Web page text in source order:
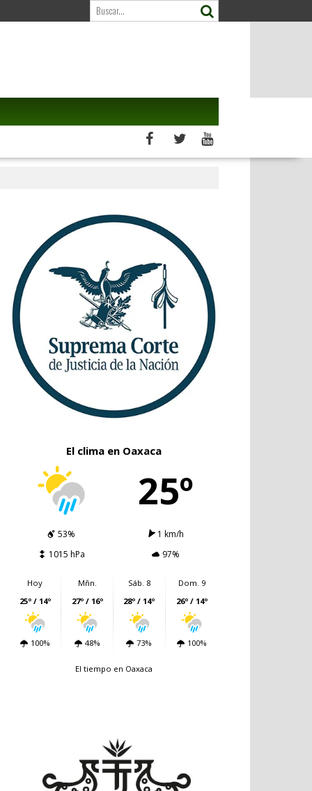
El clima en Oaxaca
25º
53%
1 km/h
1015 hPa
97%
Hoy
25º / 14º
100%
Mñn.
27º / 16º
48%
Sáb. 8
28º / 14º
73%
Dom. 9
26º / 14º
100%
El tiempo en Oaxaca